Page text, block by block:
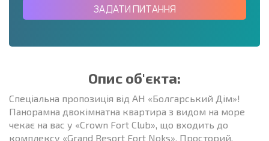
ЗАДАТИ ПИТАННЯ
Опис об'єкта:
Спеціальна пропозиція від АН «Болгарський Дім»!
Панорамна двокімнатна квартира з видом на море
чекає на вас у «Crown Fort Club», що входить до
комплексу «Grand Resort Fort Noks». Просторий,